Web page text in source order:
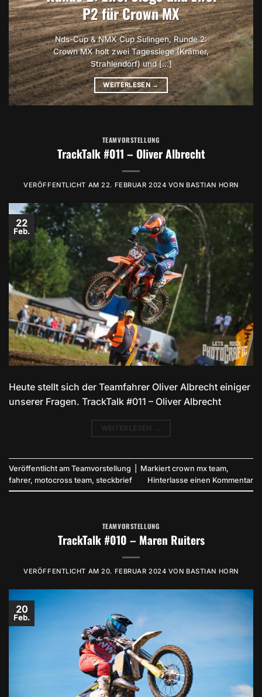
P2 für Crown MX
Nds-Cup & NMX Cup Sulingen, Runde 2:
Crown MX holt zwei Tagessiege (Krämer,
Strahlendorf) und [...]
WEITERLESEN →
TEAMVORSTELLUNG
TrackTalk #011 – Oliver Albrecht
VERÖFFENTLICHT AM 22. FEBRUAR 2024 VON BASTIAN HORN
22
Feb.
Heute stellt sich der Teamfahrer Oliver Albrecht einiger
unserer Fragen. TrackTalk #011 – Oliver Albrecht
Veröffentlicht am Teamvorstellung Markiert crown mx team,
fahrer, motocross team, steckbrief Hinterlasse einen Kommentar
TEAMVORSTELLUNG
TrackTalk #010 – Maren Ruiters
VERÖFFENTLICHT AM20. FEBRUAR 2024 VON BASTIAN HORN
20
Feb.